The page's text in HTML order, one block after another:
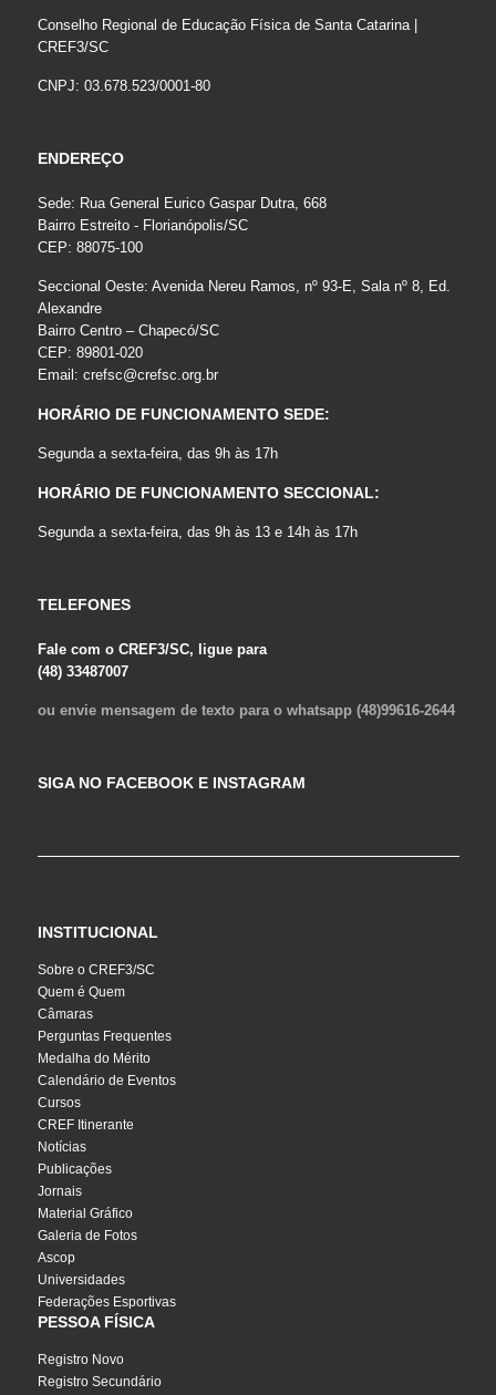
Conselho Regional de Educação Física de Santa Catarina |
CREF3/SC
CNPJ: 03.678.523/0001-80
ENDEREÇO
Sede: Rua General Eurico Gaspar Dutra, 668
Bairro Estreito - Florianópolis/SC
CEP: 88075-100
Seccional Oeste: Avenida Nereu Ramos, nº 93-E, Sala nº 8, Ed.
Alexandre
Bairro Centro – Chapecó/SC
CEP: 89801-020
Email: crefsc@crefsc.org.br
HORÁRIO DE FUNCIONAMENTO SEDE:
Segunda a sexta-feira, das 9h às 17h
HORÁRIO DE FUNCIONAMENTO SECCIONAL:
Segunda a sexta-feira, das 9h às 13 e 14h às 17h
TELEFONES
Fale com o CREF3/SC, ligue para
(48) 33487007
ou envie mensagem de texto para o whatsapp (48)99616-2644
SIGA NO FACEBOOK E INSTAGRAM
INSTITUCIONAL
Sobre o CREF3/SC
Quem é Quem
Câmaras
Perguntas Frequentes
Medalha do Mérito
Calendário de Eventos
Cursos
CREF Itinerante
Notícias
Publicações
Jornais
Material Gráfico
Galeria de Fotos
Ascop
Universidades
Federações Esportivas
PESSOA FÍSICA
Registro Novo
Registro Secundário